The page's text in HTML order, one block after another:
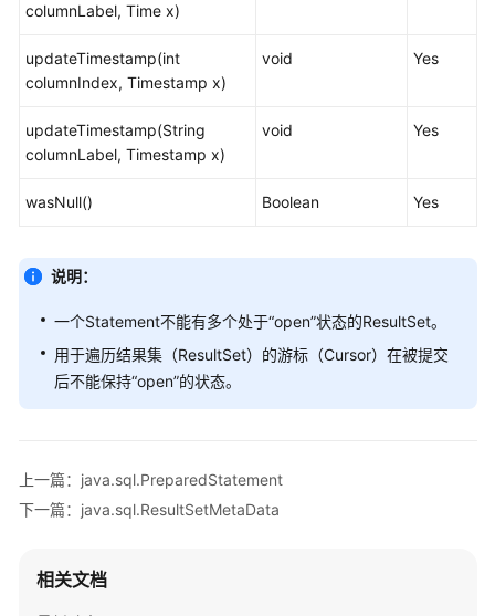
南
（分
式
_V2.0-
开
指
南
中
向
数
据
columnLabel, Time x)
updateTimestamp(int
columnIndex, Timestamp x)
void Yes
updateTimestamp(String
columnLabel, Timestamp x)
void Yes
wasNull() Boolean Yes
说明：
一个Statement不能有多个处于“open”状态的ResultSet。
用于遍历结果集（ResultSet）的游标（Cursor）在被提交
后不能保持“open”的状态。
上一篇：java.sql.PreparedStatement
下一篇：java.sql.ResultSetMetaData
相关文档